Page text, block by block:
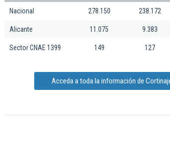
Nacional
278.150 238.172
Alicante 11.075 9.383
Sector CNAE 1399 149 127
Acceda a toda la información de